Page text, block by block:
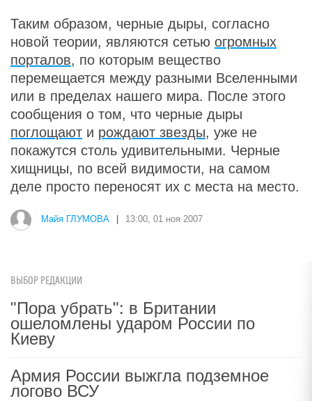
Таким образом, черные дыры, согласно
новой теории, являются сетью огромных
порталов, по которым вещество
перемещается между разными Вселенными
или в пределах нашего мира. После этого
сообщения о том, что черные дыры
поглощают и рождают звезды, уже не
покажутся столь удивительными. Черные
хищницы, по всей видимости, на самом
деле просто переносят их с места на место.
Майя ГЛУМОВА 13:00, 01 ноя 2007
ВЫБОР РЕДАКЦИИ
"Пора убрать": в Британии
ошеломлены ударом России по
Киеву
Армия России выжгла подземное
логово ВСУ